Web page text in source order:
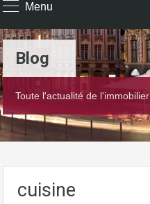
Menu
Blog
Toute l'actualité de l'immobilier
cuisine